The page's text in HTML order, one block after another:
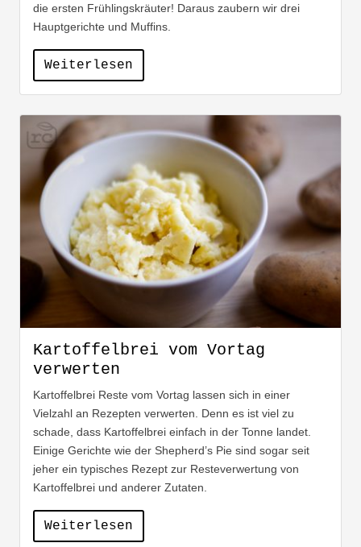
die ersten Frühlingskräuter! Daraus zaubern wir drei
Hauptgerichte und Muffins.
Weiterlesen
Kartoffelbrei vom Vortag
verwerten
Kartoffelbrei Reste vom Vortag lassen sich in einer
Vielzahl an Rezepten verwerten. Denn es ist viel zu
schade, dass Kartoffelbrei einfach in der Tonne landet.
Einige Gerichte wie der Shepherd’s Pie sind sogar seit
jeher ein typisches Rezept zur Resteverwertung von
Kartoffelbrei und anderer Zutaten.
Weiterlesen